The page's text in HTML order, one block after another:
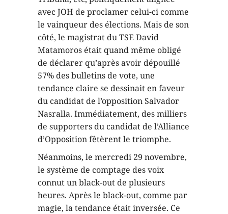
avec JOH de proclamer celui-ci comme
le vainqueur des élections. Mais de son
côté, le magistrat du TSE David
Matamoros était quand même obligé
de déclarer qu’après avoir dépouillé
57% des bulletins de vote, une
tendance claire se dessinait en faveur
du candidat de l’opposition Salvador
Nasralla. Immédiatement, des milliers
de supporters du candidat de l’Alliance
d’Opposition fêtèrent le triomphe.
Néanmoins, le mercredi 29 novembre,
le système de comptage des voix
connut un black-out de plusieurs
heures. Après le black-out, comme par
magie, la tendance était inversée. Ce